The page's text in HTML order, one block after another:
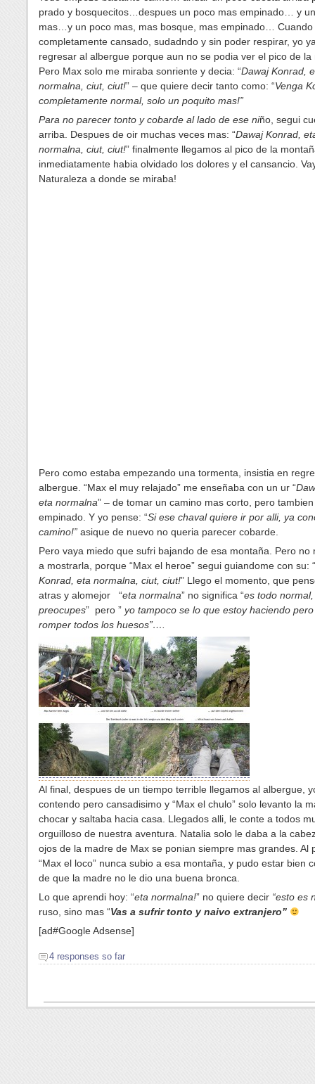
prado y bosquecitos…despues un poco mas empinado… y
mas…y un poco mas, mas bosque, mas empinado… Cuando
completamente cansado, sudadndo y sin poder respirar, yo
regresar al albergue porque aun no se podia ver el pico de la
Pero Max solo me miraba sonriente y decia: “Dawaj Konrad,
normalna, ciut, ciut!” – que quiere decir tanto como: “Venga
completamente normal, solo un poquito mas!”
Para no parecer tonto y cobarde al lado de ese niño, segui
arriba. Despues de oir muchas veces mas: “Dawaj Konrad,
normalna, ciut, ciut!” finalmente llegamos al pico de la monta
inmediatamente habia olvidado los dolores y el cansancio.
Naturaleza a donde se miraba!
Pero como estaba empezando una tormenta, insistia en
albergue. “Max el muy relajado” me enseñaba con un ur “
eta normalna” – de tomar un camino mas corto, pero
empinado. Y yo pense: “Si ese chaval quiere ir por alli, ya
camino!” asique de nuevo no queria parecer cobarde.
Pero vaya miedo que sufri bajando de esa montaña. Pero no
a mostrarla, porque “Max el heroe” segui guiandome con su: “
Konrad, eta normalna, ciut, ciut!” Llego el momento, que
atras y alomejor “eta normalna” no significa “es todo
preocupes” pero ” yo tampoco se lo que estoy haciendo
romper todos los huesos”….
Al final, despues de un tiempo terrible llegamos al albergue,
contendo pero cansadisimo y “Max el chulo” solo levanto la
chocar y saltaba hacia casa. Llegados alli, le conte a todos
orguilloso de nuestra aventura. Natalia solo le daba a la
ojos de la madre de Max se ponian siempre mas grandes. Al
“Max el loco” nunca subio a esa montaña, y pudo estar bien
de que la madre no le dio una buena bronca.
Lo que aprendi hoy: “eta normalna!” no quiere decir “esto es
ruso, sino mas “Vas a sufrir tonto y naivo extranjero”
[ad#Google Adsense]
4 responses so far